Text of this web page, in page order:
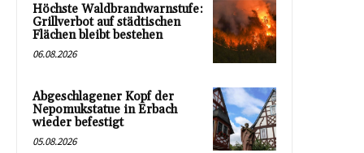
Höchste Waldbrandwarnstufe:
Grillverbot auf städtischen
Flächen bleibt bestehen
06.08.2026
Abgeschlagener Kopf der
Nepomukstatue in Erbach
wieder befestigt
05.08.2026